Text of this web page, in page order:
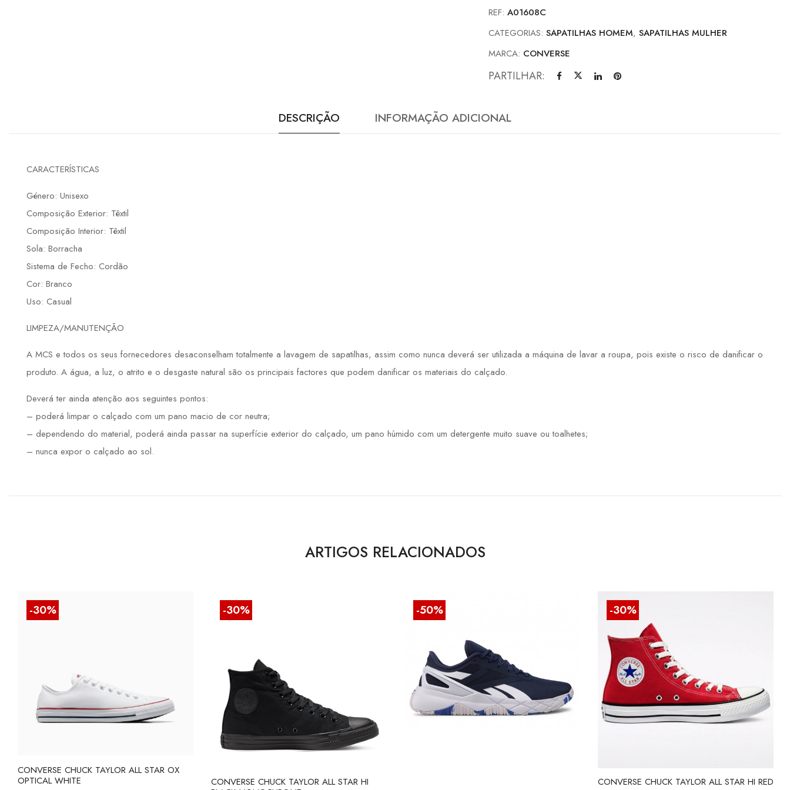
REF:A01608C
CATEGORIAS:SAPATILHAS HOMEM,SAPATILHAS MULHER
MARCA: CONVERSE
PARTILHAR:
DESCRIÇÃO INFORMAÇÃO ADICIONAL
CARACTERÍSTICAS
Género: Unisexo
Composição Exterior: Têxtil
Composição Interior: Têxtil
Sola: Borracha
Sistema de Fecho: Cordão
Cor: Branco
Uso: Casual
LIMPEZA/MANUTENÇÃO
A MCS e todos os seus fornecedores desaconselham totalmente a lavagem de sapatilhas, assim como nunca deverá ser utilizada a máquina de lavar a roupa, pois existe o risco de danificar o
produto. A água, a luz, o atrito e o desgaste natural são os principais factores que podem danificar os materiais do calçado.
Deverá ter ainda atenção aos seguintes pontos:
– poderá limpar o calçado com um pano macio de cor neutra;
– dependendo do material, poderá ainda passar na superfície exterior do calçado, um pano húmido com um detergente muito suave ou toalhetes;
– nunca expor o calçado ao sol.
ARTIGOS RELACIONADOS
-30%
CONVERSE CHUCK TAYLOR ALL STAR OX
OPTICAL WHITE
-30%
CONVERSE CHUCK TAYLOR ALL STAR HI
-50% -30%
CONVERSE CHUCK TAYLOR ALL STAR HI RED